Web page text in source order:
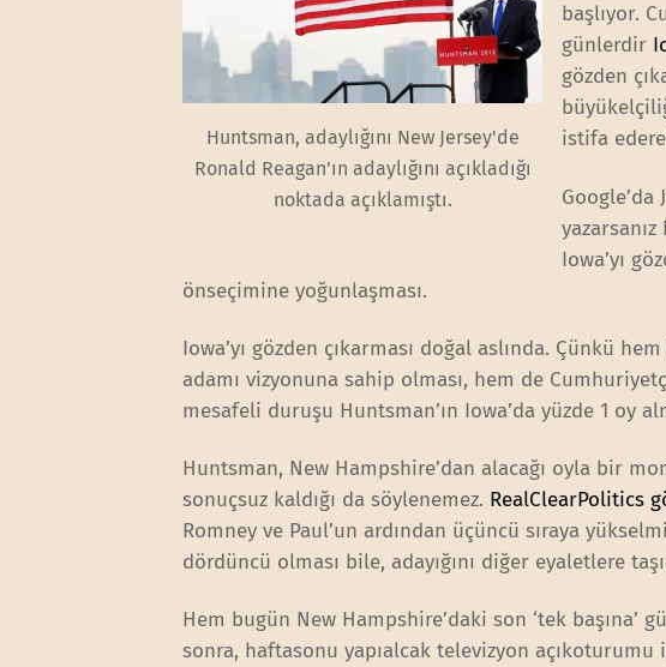
Huntsman, adaylığını New Jersey'de
Ronald Reagan'ın adaylığını açıkladığı
noktada açıklamıştı.
başlıyor.
günlerdir
gözden
istifa
Iowa’yı
önseçimine yoğunlaşması.
Iowa’yı gözden çıkarması doğal aslında. Çünkü
adamı vizyonuna sahip olması, hem de
mesafeli duruşu Huntsman’ın Iowa’da yüzde 1 oy
Huntsman, New Hampshire’dan alacağı oyla bir
sonuçsuz kaldığı da söylenemez. RealClearPolitics
Romney ve Paul’un ardından üçüncü sıraya
dördüncü olması bile, adayığını diğer eyaletlere
Hem bugün New Hampshire’daki son ‘tek
sonra, haftasonu yapıalcak televizyon açıkoturumu